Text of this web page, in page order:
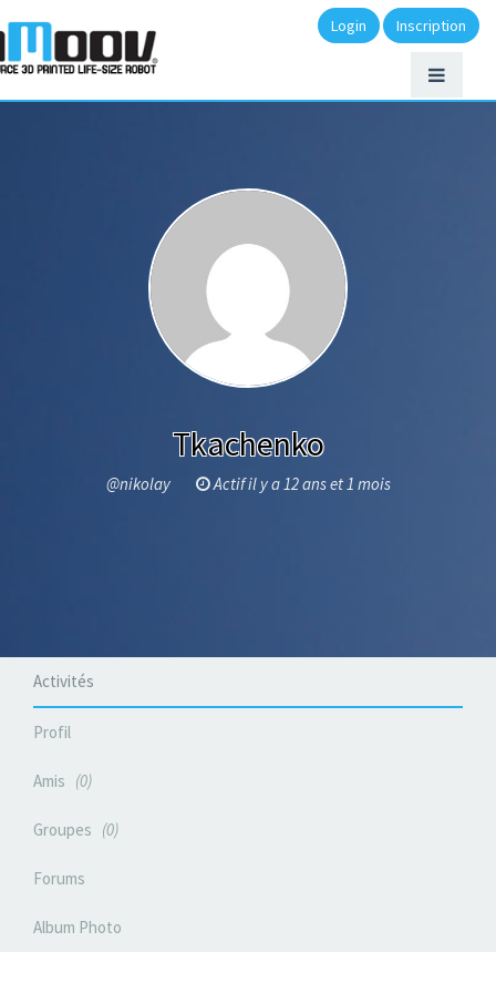
Login Inscription
Tkachenko
@nikolay Actif il y a 12 ans et 1 mois
Activités
Profil
Amis 0
Groupes 0
Forums
Album Photo